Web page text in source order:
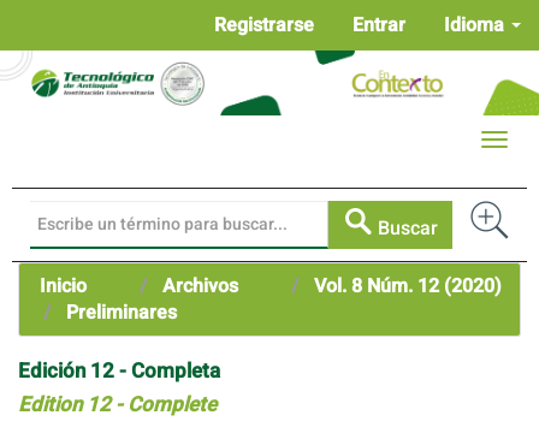
Contenido
principal
Idioma
Registrarse Entrar
Buscar
Toggle
Inicio Archivos
Vol. 8 Núm. 12 (2020)
Preliminares
Edición 12 - Completa
Edition 12 - Complete